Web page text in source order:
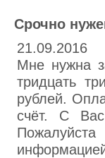
Срочно
21.09.2016
Мне нужна
тридцать
рублей.
счёт. С